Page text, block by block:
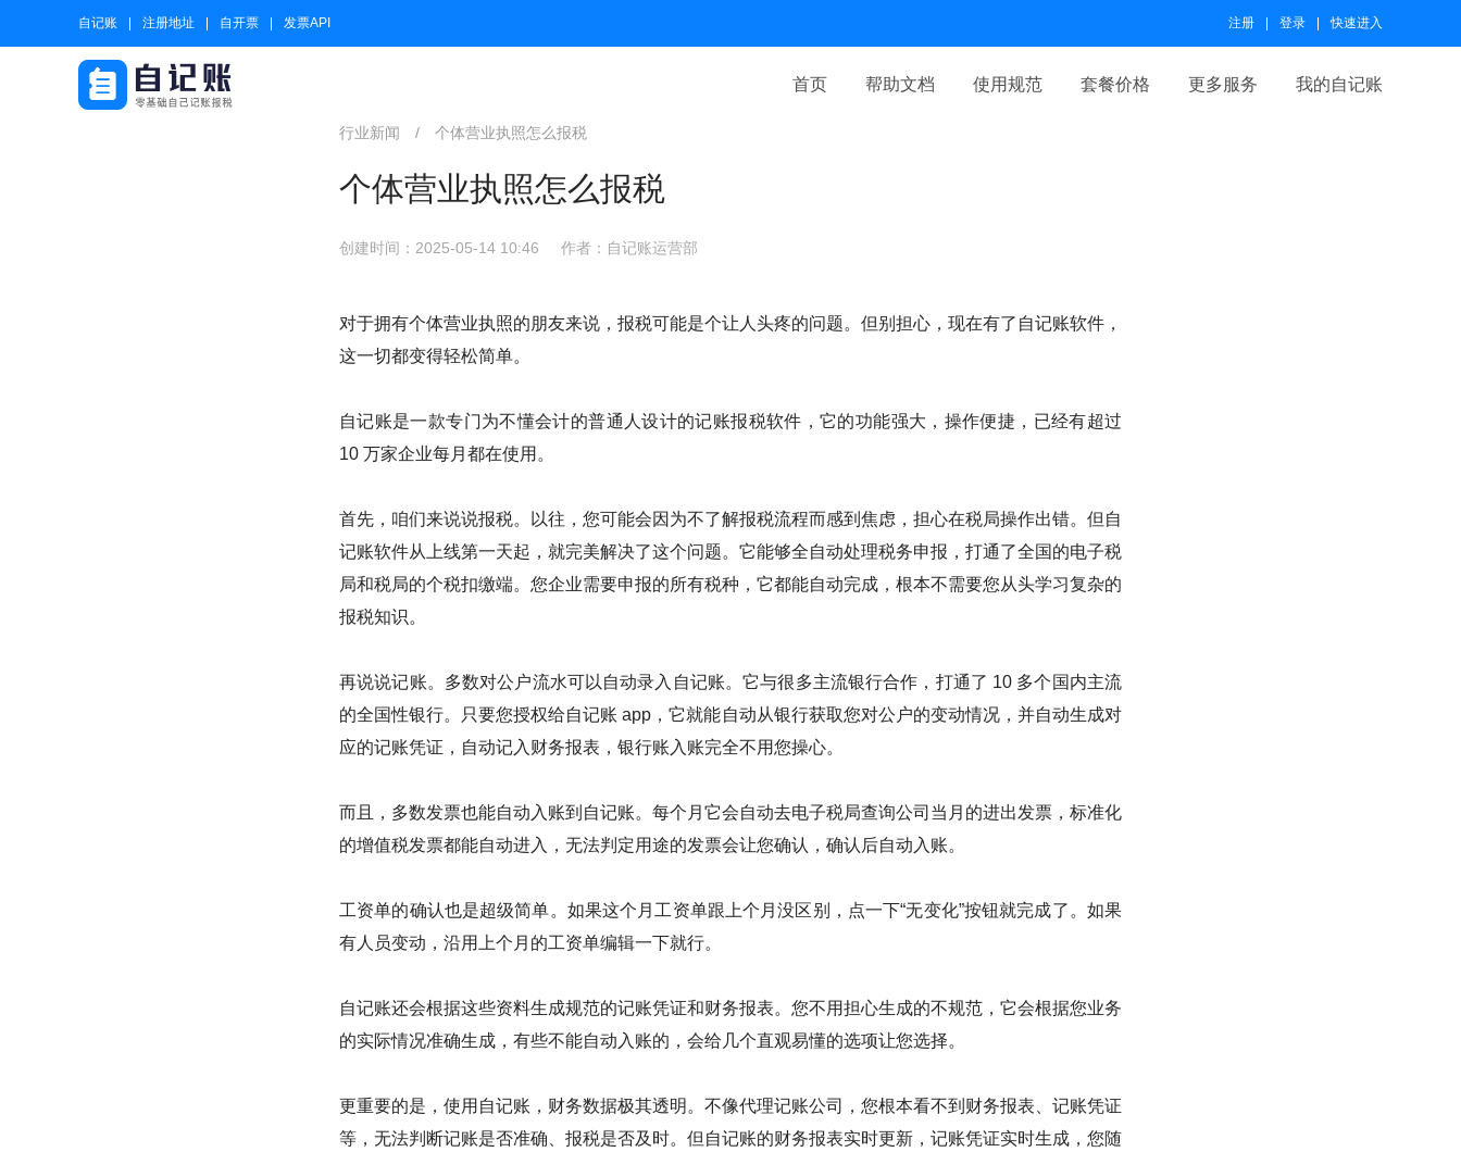
自记账 注册地址 自开票 发票API 注册 登录 快速进入
首页 帮助文档 使用规范 套餐价格 更多服务 我的自记账
行业新闻 / 个体营业执照怎么报税
个体营业执照怎么报税
创建时间：2025-05-14 10:46 作者：自记账运营部
对于拥有个体营业执照的朋友来说，报税可能是个让人头疼的问题。但别担心，现在有了自记账软件，
这一切都变得轻松简单。
自记账是一款专门为不懂会计的普通人设计的记账报税软件，它的功能强大，操作便捷，已经有超过
10 万家企业每月都在使用。
首先，咱们来说说报税。以往，您可能会因为不了解报税流程而感到焦虑，担心在税局操作出错。但自
记账软件从上线第一天起，就完美解决了这个问题。它能够全自动处理税务申报，打通了全国的电子税
局和税局的个税扣缴端。您企业需要申报的所有税种，它都能自动完成，根本不需要您从头学习复杂的
报税知识。
再说说记账。多数对公户流水可以自动录入自记账。它与很多主流银行合作，打通了 10 多个国内主流
的全国性银行。只要您授权给自记账 app，它就能自动从银行获取您对公户的变动情况，并自动生成对
应的记账凭证，自动记入财务报表，银行账入账完全不用您操心。
而且，多数发票也能自动入账到自记账。每个月它会自动去电子税局查询公司当月的进出发票，标准化
的增值税发票都能自动进入，无法判定用途的发票会让您确认，确认后自动入账。
工资单的确认也是超级简单。如果这个月工资单跟上个月没区别，点一下“无变化”按钮就完成了。如果
有人员变动，沿用上个月的工资单编辑一下就行。
自记账还会根据这些资料生成规范的记账凭证和财务报表。您不用担心生成的不规范，它会根据您业务
的实际情况准确生成，有些不能自动入账的，会给几个直观易懂的选项让您选择。
更重要的是，使用自记账，财务数据极其透明。不像代理记账公司，您根本看不到财务报表、记账凭证
等，无法判断记账是否准确、报税是否及时。但自记账的财务报表实时更新，记账凭证实时生成，您随